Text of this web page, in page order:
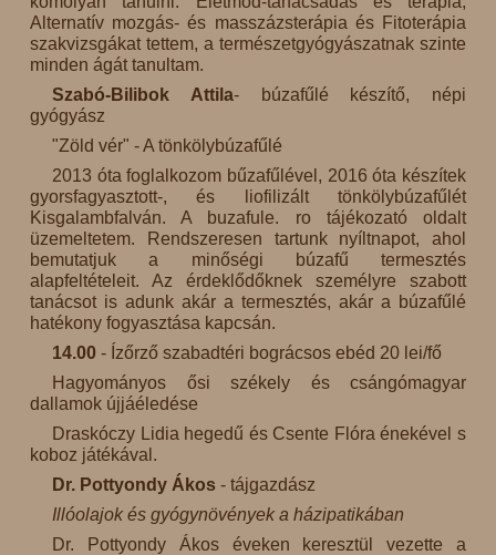
Alternatív mozgás- és masszázsterápia és Fitoterápia
szakvizsgákat tettem, a természetgyógyászatnak szinte
minden ágát tanultam.
Szabó-Bilibok Attila- búzafűlé készítő, népi
gyógyász
"Zöld vér" - A tönkölybúzafűlé
2013 óta foglalkozom bűzafűlével, 2016 óta készítek
gyorsfagyasztott-, és liofilizált tönkölybúzafűlét
Kisgalambfalván. A buzafule. ro tájékozató oldalt
üzemeltetem. Rendszeresen tartunk nyíltnapot, ahol
bemutatjuk a minőségi búzafű termesztés
alapfeltételeit. Az érdeklődőknek személyre szabott
tanácsot is adunk akár a termesztés, akár a búzafűlé
hatékony fogyasztása kapcsán.
14.00 - Ízőrző szabadtéri bográcsos ebéd 20 lei/fő
Hagyományos ősi székely és csángómagyar
dallamok újjáéledése
Draskóczy Lidia hegedű és Csente Flóra énekével s
koboz játékával.
Dr. Pottyondy Ákos - tájgazdász
Illóolajok és gyógynövények a házipatikában
Dr. Pottyondy Ákos éveken keresztül vezette a